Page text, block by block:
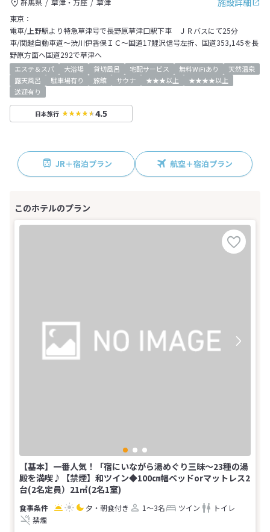
東京：
電車/上野駅より特急草津号で長野原草津口駅下車 ＪＲバスにて25分
車/関越自動車道～渋川伊香保ＩＣ～国道17鯉沢信号左折、国道353,145を長
野原方面へ国道292で草津へ
エステ＆スパ 大浴場 貸切風呂 宅配サービス 無料WiFiあり
天然温泉
露天風呂
駐車場有り 旅館 サウナ ★★★以上
★★★★以上
送迎有り
日本旅行 4.5
JR＋宿泊プラン 航空＋宿泊プラン
【基本】一番人気！「宿にいながら湯めぐり三昧～23種の湯
殿を満喫♪【禁煙】和ツイン◆100㎝幅ベッドorマットレス2
台(2名定員）21㎡(2名1室)
夕・朝食付き 1～3名 ツイン
トイレ
禁煙